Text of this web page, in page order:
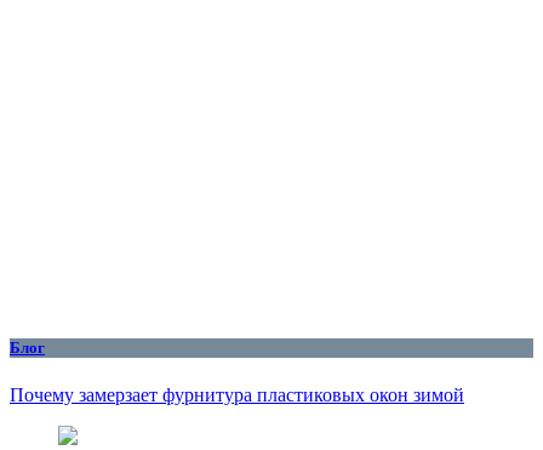
Блог
Почему замерзает фурнитура пластиковых окон зимой